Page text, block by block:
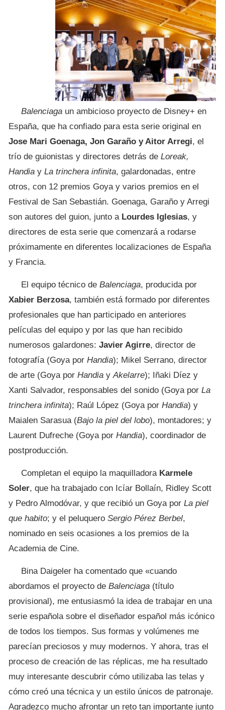
Balenciaga un ambicioso proyecto de Disney+ en
España, que ha confiado para esta serie original en
Jose Mari Goenaga, Jon Garaño y Aitor Arregi, el
trío de guionistas y directores detrás de Loreak,
Handia y La trinchera infinita, galardonadas, entre
otros, con 12 premios Goya y varios premios en el
Festival de San Sebastián. Goenaga, Garaño y Arregi
son autores del guion, junto a Lourdes Iglesias, y
directores de esta serie que comenzará a rodarse
próximamente en diferentes localizaciones de España
y Francia.
El equipo técnico de Balenciaga, producida por
Xabier Berzosa, también está formado por diferentes
profesionales que han participado en anteriores
películas del equipo y por las que han recibido
numerosos galardones: Javier Agirre, director de
fotografía (Goya por Handia); Mikel Serrano, director
de arte (Goya por Handia yAkelarre); Iñaki Díez y
Xanti Salvador, responsables del sonido (Goya por La
trinchera infinita); Raúl López (Goya por Handia) y
Maialen Sarasua (Bajo la piel del lobo), montadores; y
Laurent Dufreche (Goya por Handia), coordinador de
postproducción.
Completan el equipo la maquilladora Karmele
Soler, que ha trabajado con Icíar Bollaín, Ridley Scott
y Pedro Almodóvar, y que recibió un Goya por La piel
que habito; y el peluquero Sergio Pérez Berbel,
nominado en seis ocasiones a los premios de la
Academia de Cine.
Bina Daigeler ha comentado que «cuando
abordamos el proyecto de Balenciaga (título
provisional), me entusiasmó la idea de trabajar en una
serie española sobre el diseñador español más icónico
de todos los tiempos. Sus formas y volúmenes me
parecían preciosos y muy modernos. Y ahora, tras el
proceso de creación de las réplicas, me ha resultado
muy interesante descubrir cómo utilizaba las telas y
cómo creó una técnica y un estilo únicos de patronaje.
Agradezco mucho afrontar un reto tan importante junto